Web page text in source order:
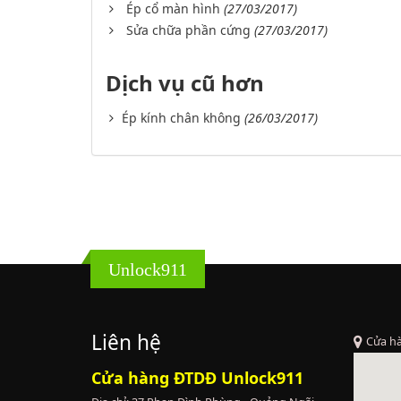
Ép cổ màn hình (27/03/2017)
Sửa chữa phần cứng (27/03/2017)
Dịch vụ cũ hơn
Ép kính chân không (26/03/2017)
Unlock911
Liên hệ
Cửa hàng ĐTDĐ Unlock911
Cửa